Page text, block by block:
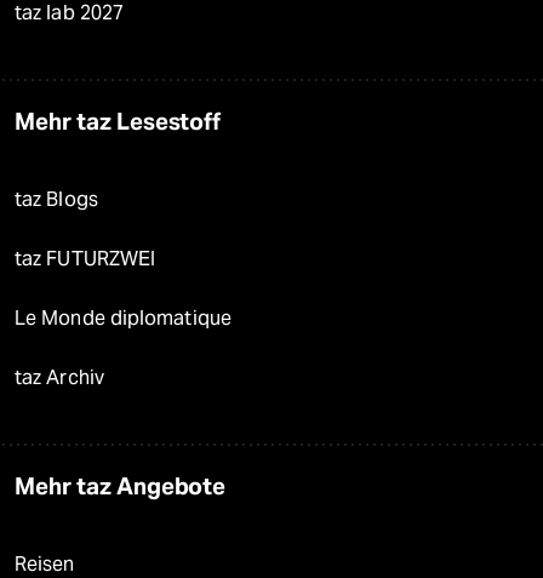
taz lab 2027
Mehr taz Lesestoff
taz Blogs
taz FUTURZWEI
Le Monde diplomatique
taz Archiv
Mehr taz Angebote
Reisen